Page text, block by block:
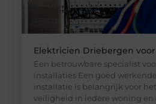
Elektricien Driebergen
Een betrouwbare specialist
installaties Een goed
installatie is belangrijk voor
veiligheid in iedere woning en